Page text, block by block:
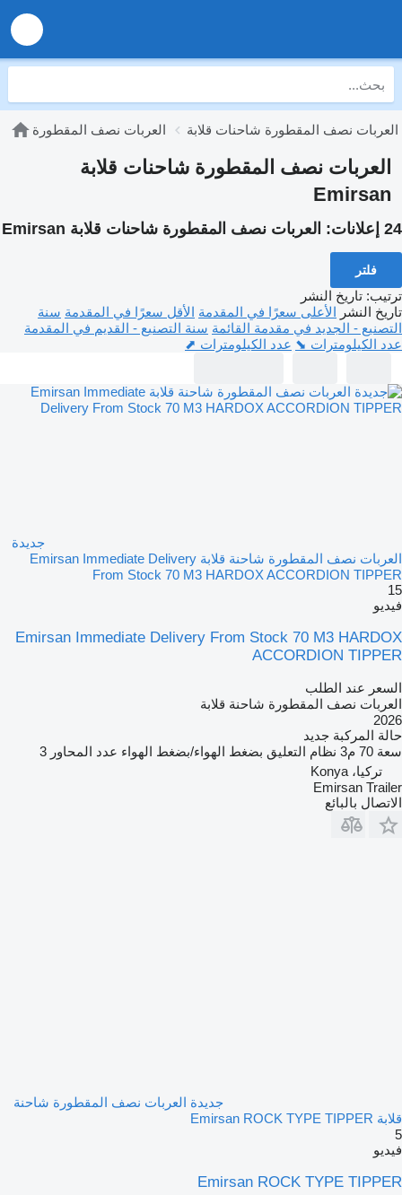
العربات نصف المقطورة العربات نصف المقطورة شاحنات قلابة
العربات نصف المقطورة شاحنات قلابة
Emirsan
24 إعلانات: العربات نصف المقطورة شاحنات قلابة Emirsan
فلتر
ترتيب: تاريخ النشر
تاريخ النشر الأعلى سعرًا في المقدمة الأقل سعرًا في المقدمة سنة
التصنيع - الجديد في مقدمة القائمة سنة التصنيع - القديم في المقدمة
عدد الكيلومترات ⬊ عدد الكيلومترات ⬈
جديدة
العربات نصف المقطورة شاحنة قلابة Emirsan Immediate Delivery
From Stock 70 M3 HARDOX ACCORDION TIPPER
15
فيديو
Emirsan Immediate Delivery From Stock 70 M3 HARDOX
ACCORDION TIPPER
السعر عند الطلب
العربات نصف المقطورة شاحنة قلابة
2026
حالة المركبة جديد
سعة 70 م3 نظام التعليق بضغط الهواء/بضغط الهواء عدد المحاور 3
تركيا، Konya
Emirsan Trailer
الاتصال بالبائع
جديدة العربات نصف المقطورة شاحنة
قلابة Emirsan ROCK TYPE TIPPER
5
فيديو
Emirsan ROCK TYPE TIPPER